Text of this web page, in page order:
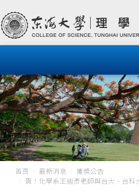
首頁 最新消息
獲獎公告
賀！化學系王迪彥老師與台大、台科